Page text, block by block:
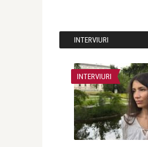
INTERVIURI
INTERVIURI